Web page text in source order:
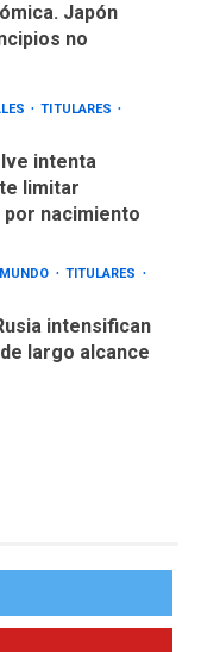
Japón
no
TITULARES
intenta
limitar
por nacimiento
TITULARES
intensifican
largo alcance
asumirá